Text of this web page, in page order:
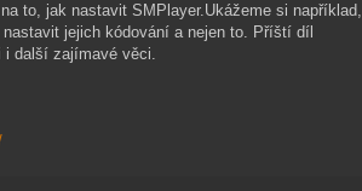
to, jak nastavit SMPlayer.Ukážeme si například,
jejich kódování a nejen to. Příští díl
i další zajímavé věci.